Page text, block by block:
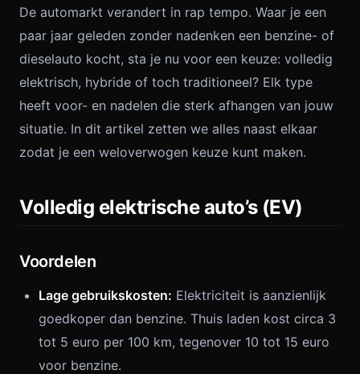
De automarkt verandert in rap tempo. Waar je een
paar jaar geleden zonder nadenken een benzine- of
dieselauto kocht, sta je nu voor een keuze: volledig
elektrisch, hybride of toch traditioneel? Elk type
heeft voor- en nadelen die sterk afhangen van jouw
situatie. In dit artikel zetten we alles naast elkaar
zodat je een weloverwogen keuze kunt maken.
Volledig elektrische auto’s (EV)
Voordelen
Lage gebruikskosten: Elektriciteit is aanzienlijk
goedkoper dan benzine. Thuis laden kost circa 3
tot 5 euro per 100 km, tegenover 10 tot 15 euro
voor benzine.